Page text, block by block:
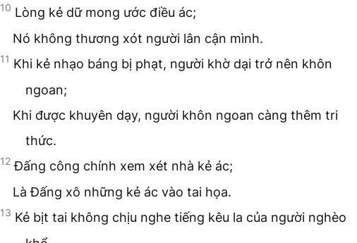
10 Lòng kẻ dữ mong ước điều ác;
Nó không thương xót người lân cận mình.
11 Khi kẻ nhạo báng bị phạt, người khờ dại trở nên khôn
ngoan;
Khi được khuyên dạy, người khôn ngoan càng thêm tri
thức.
12 Đấng công chính xem xét nhà kẻ ác;
Là Đấng xô những kẻ ác vào tai họa.
13 Kẻ bịt tai không chịu nghe tiếng kêu la của người nghèo